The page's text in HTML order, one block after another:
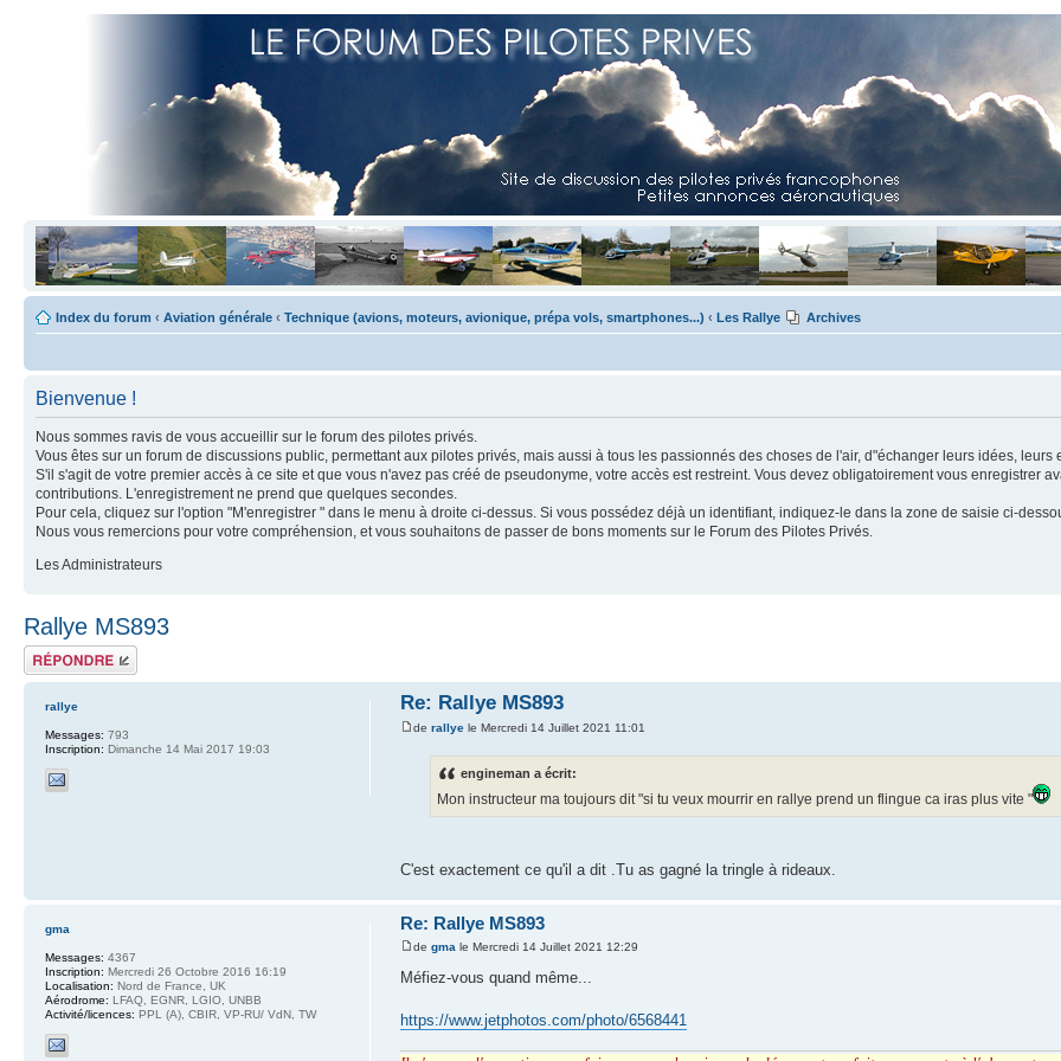
Index du forum ‹ Aviation générale ‹ Technique (avions, moteurs, avionique, prépa vols, smartphones...) ‹ Les Rallye Archives
Bienvenue !
Nous sommes ravis de vous accueillir sur le forum des pilotes privés.
Vous êtes sur un forum de discussions public, permettant aux pilotes privés, mais aussi à tous les passionnés des choses de l'air, d"échanger leurs idées, leurs
S'il s'agit de votre premier accès à ce site et que vous n'avez pas créé de pseudonyme, votre accès est restreint. Vous devez obligatoirement vous enregistrer
contributions. L'enregistrement ne prend que quelques secondes.
Pour cela, cliquez sur l'option "M'enregistrer " dans le menu à droite ci-dessus. Si vous possédez déjà un identifiant, indiquez-le dans la zone de saisie ci-
Nous vous remercions pour votre compréhension, et vous souhaitons de passer de bons moments sur le Forum des Pilotes Privés.
Les Administrateurs
Rallye MS893
Répondre
Re: Rallye MS893
derallye le Mercredi 14 Juillet 2021 11:01
engineman a écrit:
Mon instructeur ma toujours dit "si tu veux mourrir en rallye prend un flingue ca iras plus vite "
C'est exactement ce qu'il a dit .Tu as gagné la tringle à rideaux.
rallye
Messages: 793
Inscription: Dimanche 14 Mai 2017 19:03
Re: Rallye MS893
degma le Mercredi 14 Juillet 2021 12:29
Méfiez-vous quand même...
https://www.jetphotos.com/photo/6568441
gma
Messages: 4367
Inscription: Mercredi 26 Octobre 2016 16:19
Localisation: Nord de France, UK
Aérodrome: LFAQ, EGNR, LGIO, UNBB
Activité/licences: PPL (A), CBIR, VP-RU/ VdN, TW